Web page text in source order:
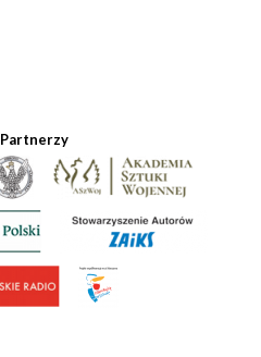
Partnerzy